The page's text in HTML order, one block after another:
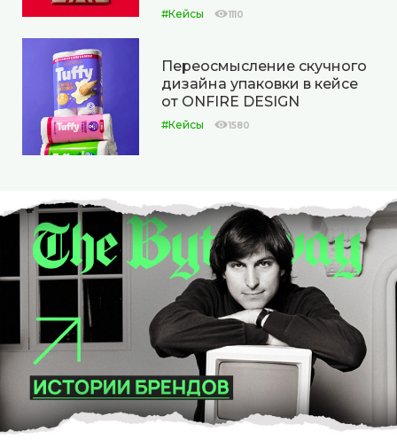
#Кейсы 1110
Переосмысление скучного
дизайна упаковки в кейсе
от ONFIRE DESIGN
#Кейсы 1580